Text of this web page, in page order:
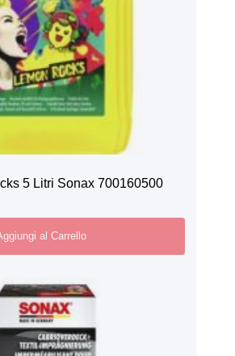
5 Litri Sonax 700160500
al Carrello